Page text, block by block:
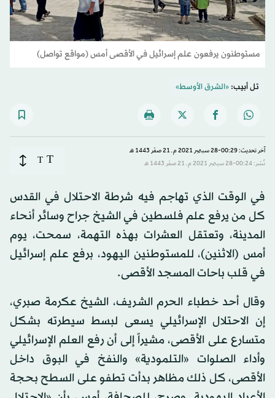
مستوطنون يرفعون علم إسرائيل في الأقصى أمس (مواقع تواصل)
تل أبيب:«الشرق الأوسط»
آخر تحديث: 00:29-28 سبتمبر 2021 م ـ 21 صفَر 1443 هـ
نُشر: 00:24-28 سبتمبر 2021 م ـ 21 صفَر 1443 هـ
T
T
في الوقت الذي تهاجم فيه شرطة الاحتلال في القدس
كل من يرفع علم فلسطين في الشيخ جراح وسائر أنحاء
المدينة، وتعتقل العشرات بهذه التهمة، سمحت، يوم
أمس (الاثنين)، للمستوطنين اليهود، برفع علم إسرائيل
في قلب باحات المسجد الأقصى.
وقال أحد خطباء الحرم الشريف، الشيخ عكرمة صبري،
إن الاحتلال الإسرائيلي يسعى لبسط سيطرته بشكل
متسارع على الأقصى، مشيراً إلى أن رفع العلم الإسرائيلي
وأداء الصلوات «التلمودية» والنفخ في البوق داخل
الأقصى، كل ذلك مظاهر بدأت تطفو على السطح بحجة